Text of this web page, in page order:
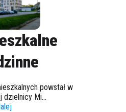
powstał w
dzielnicy Mi...